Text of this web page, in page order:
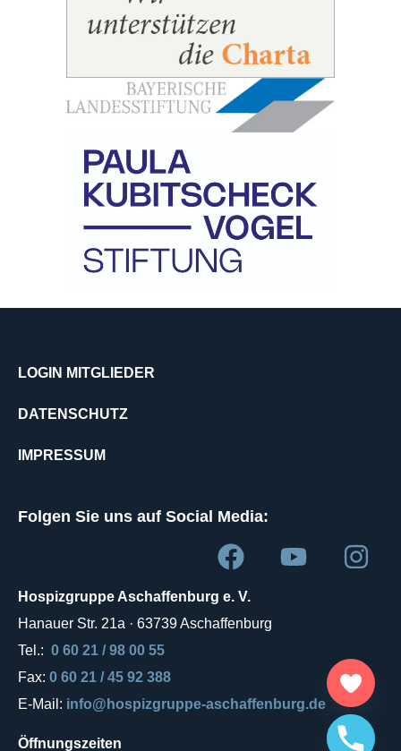
Hospizgruppe Aschaffenburg e. V.
Hanauer Str. 21a · 63739 Aschaffenburg
Tel.: 0 60 21 / 98 00 55
Fax: 0 60 21 / 45 92 388
E-Mail: info@hospizgruppe-aschaffenburg.de
Öffnungszeiten
LOGIN MITGLIEDER
DATENSCHUTZ
IMPRESSUM
Folgen Sie uns auf Social Media: